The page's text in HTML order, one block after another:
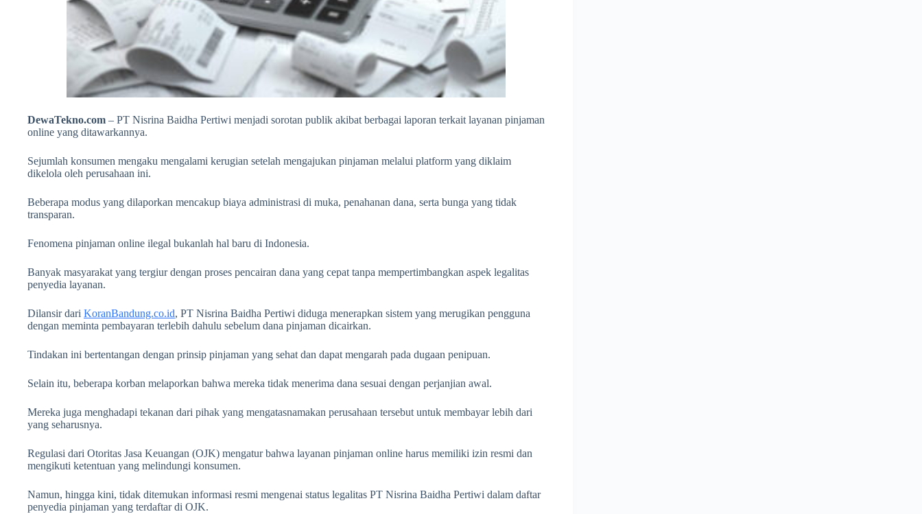
DewaTekno.com – PT Nisrina Baidha Pertiwi menjadi sorotan publik akibat berbagai laporan terkait layanan pinjaman
online yang ditawarkannya.
Sejumlah konsumen mengaku mengalami kerugian setelah mengajukan pinjaman melalui platform yang diklaim
dikelola oleh perusahaan ini.
Beberapa modus yang dilaporkan mencakup biaya administrasi di muka, penahanan dana, serta bunga yang tidak
transparan.
Fenomena pinjaman online ilegal bukanlah hal baru di Indonesia.
Banyak masyarakat yang tergiur dengan proses pencairan dana yang cepat tanpa mempertimbangkan aspek legalitas
penyedia layanan.
Dilansir dari KoranBandung.co.id, PT Nisrina Baidha Pertiwi diduga menerapkan sistem yang merugikan pengguna
dengan meminta pembayaran terlebih dahulu sebelum dana pinjaman dicairkan.
Tindakan ini bertentangan dengan prinsip pinjaman yang sehat dan dapat mengarah pada dugaan penipuan.
Selain itu, beberapa korban melaporkan bahwa mereka tidak menerima dana sesuai dengan perjanjian awal.
Mereka juga menghadapi tekanan dari pihak yang mengatasnamakan perusahaan tersebut untuk membayar lebih dari
yang seharusnya.
Regulasi dari Otoritas Jasa Keuangan (OJK) mengatur bahwa layanan pinjaman online harus memiliki izin resmi dan
mengikuti ketentuan yang melindungi konsumen.
Namun, hingga kini, tidak ditemukan informasi resmi mengenai status legalitas PT Nisrina Baidha Pertiwi dalam daftar
penyedia pinjaman yang terdaftar di OJK.